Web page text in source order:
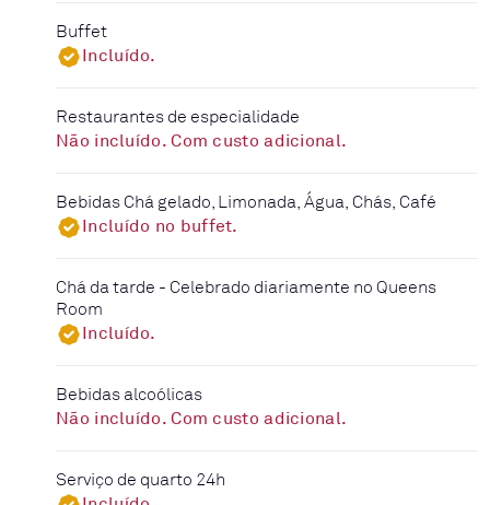
Buffet
Incluído.
Restaurantes de especialidade
Não incluído. Com custo adicional.
Bebidas Chá gelado, Limonada, Água, Chás, Café
Incluído no buffet.
Chá da tarde - Celebrado diariamente no Queens
Room
Incluído.
Bebidas alcoólicas
Não incluído. Com custo adicional.
Serviço de quarto 24h